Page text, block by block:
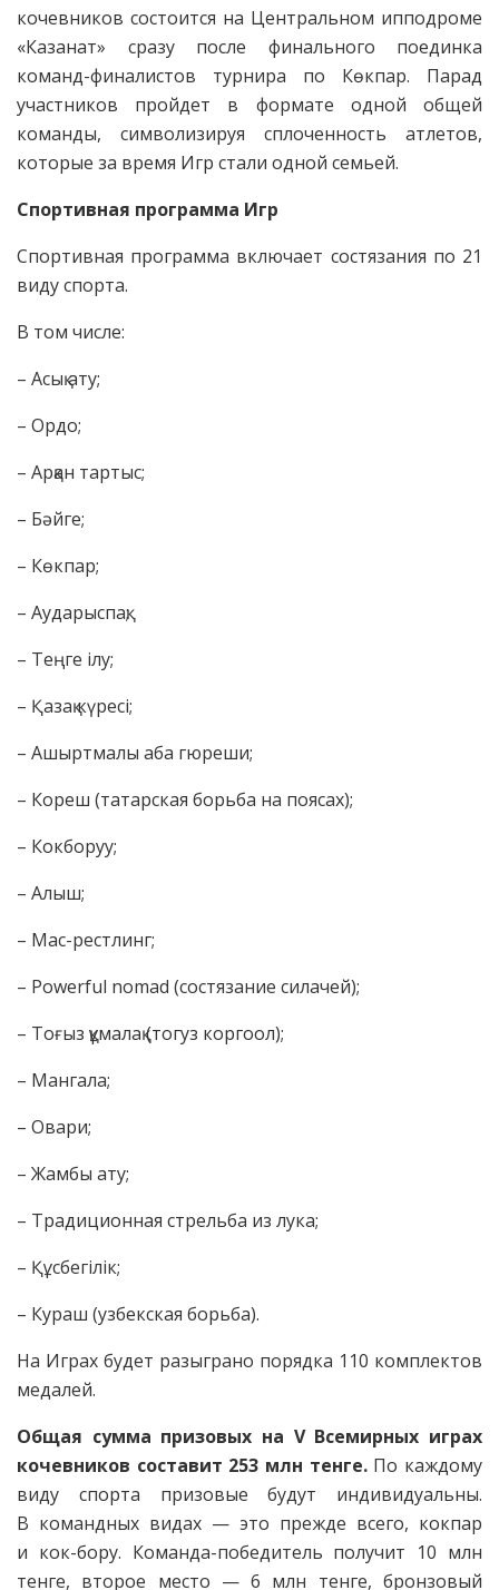
кочевников состоится на Центральном ипподроме
«Казанат» сразу после финального поединка
команд-финалистов турнира по Көкпар. Парад
участников пройдет в формате одной общей
команды, символизируя сплоченность атлетов,
которые за время Игр стали одной семьей.
Спортивная программа Игр
Спортивная программа включает состязания по 21
виду спорта.
В том числе:
– Асық ату;
– Ордо;
– Арқан тартыс;
– Бәйге;
– Көкпар;
– Аударыспақ;
– Теңге ілу;
– Қазақ күресі;
– Ашыртмалы аба гюреши;
– Кореш (татарская борьба на поясах);
– Кокборуу;
– Алыш;
– Мас-рестлинг;
– Powerful nomad (состязание силачей);
– Тоғыз құмалақ (тогуз коргоол);
– Мангала;
– Овари;
– Жамбы ату;
– Традиционная стрельба из лука;
– Құсбегілік;
– Кураш (узбекская борьба).
На Играх будет разыграно порядка 110 комплектов
медалей.
Общая сумма призовых на V Всемирных играх
кочевников составит 253 млн тенге.По каждому
виду спорта призовые будут индивидуальны.
В командных видах — это прежде всего, кокпар
и кок-бору. Команда-победитель получит 10 млн
тенге, второе место — 6 млн тенге, бронзовый